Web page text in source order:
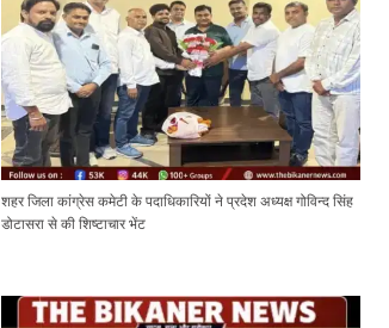
शहर जिला कांग्रेस कमेटी के पदाधिकारियों ने प्रदेश अध्यक्ष गोविन्द सिंह
डोटासरा से की शिष्टाचार भेंट